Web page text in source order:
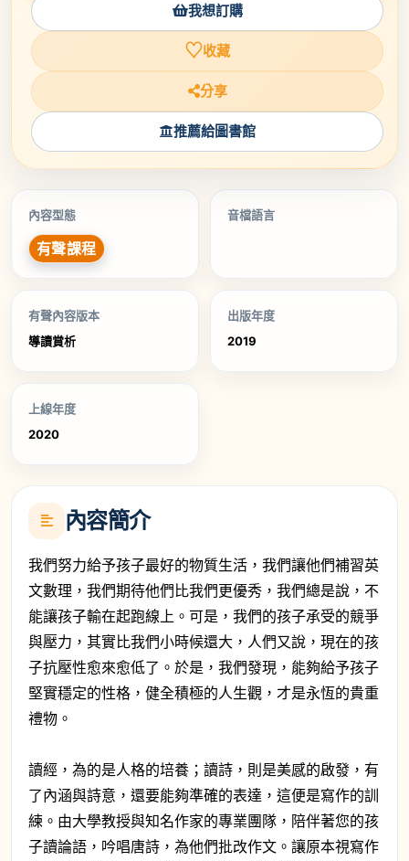
我想訂購
♡收藏
分享
推薦給圖書館
內容型態
有聲課程
音檔語言
有聲內容版本
導讀賞析
出版年度
2019
上線年度
2020
內容簡介
我們努力給予孩子最好的物質生活，我們讓他們補習英
文數理，我們期待他們比我們更優秀，我們總是說，不
能讓孩子輸在起跑線上。可是，我們的孩子承受的競爭
與壓力，其實比我們小時候還大，人們又說，現在的孩
子抗壓性愈來愈低了。於是，我們發現，能夠給予孩子
堅實穩定的性格，健全積極的人生觀，才是永恆的貴重
禮物。
讀經，為的是人格的培養；讀詩，則是美感的啟發，有
了內涵與詩意，還要能夠準確的表達，這便是寫作的訓
練。由大學教授與知名作家的專業團隊，陪伴著您的孩
子讀論語，吟唱唐詩，為他們批改作文。讓原本視寫作